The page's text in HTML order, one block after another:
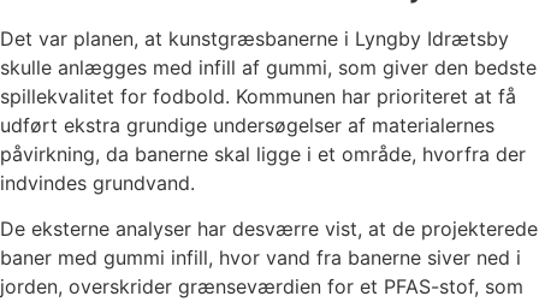
Det var planen, at kunstgræsbanerne i Lyngby Idrætsby
skulle anlægges med infill af gummi, som giver den bedste
spillekvalitet for fodbold. Kommunen har prioriteret at få
udført ekstra grundige undersøgelser af materialernes
påvirkning, da banerne skal ligge i et område, hvorfra der
indvindes grundvand.
De eksterne analyser har desværre vist, at de projekterede
baner med gummi infill, hvor vand fra banerne siver ned i
jorden, overskrider grænseværdien for et PFAS-stof, som